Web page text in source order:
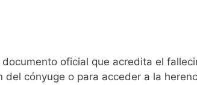
oficial que acredita el
cónyuge o para acceder a la